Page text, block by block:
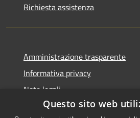
Richiesta assistenza
Amministrazione trasparente
Informativa privacy
Note legali
Dichiarazione di accessibilità
Questo sito web